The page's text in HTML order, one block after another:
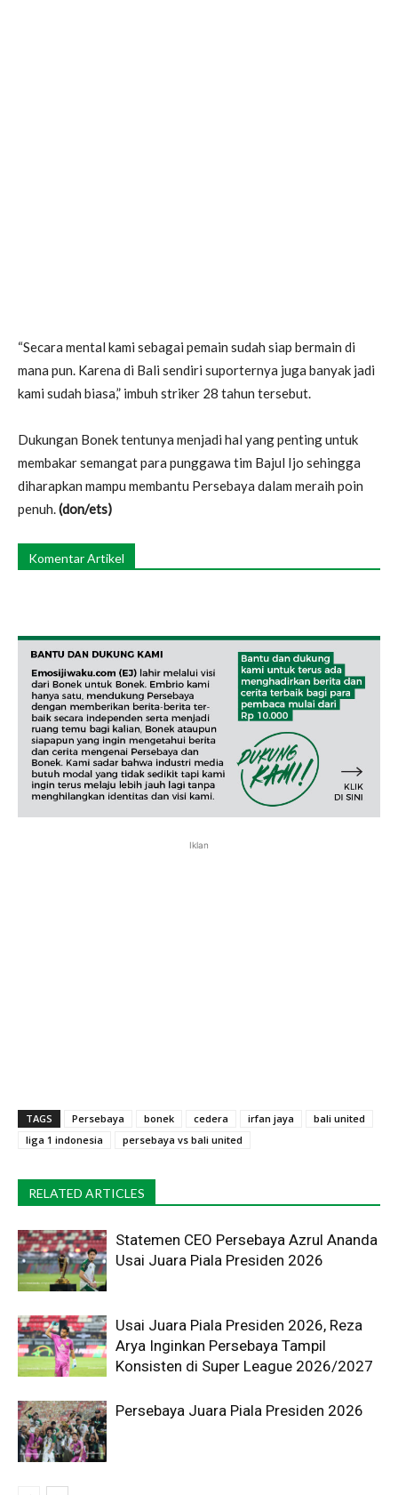
“Secara mental kami sebagai pemain sudah siap bermain di
mana pun. Karena di Bali sendiri suporternya juga banyak jadi
kami sudah biasa,” imbuh striker 28 tahun tersebut.
Dukungan Bonek tentunya menjadi hal yang penting untuk
membakar semangat para punggawa tim Bajul Ijo sehingga
diharapkan mampu membantu Persebaya dalam meraih poin
penuh.(don/ets)
Komentar Artikel
Iklan
TAGS Persebaya bonek cedera irfan jaya
bali united
liga 1 indonesia
persebaya vs bali united
RELATED ARTICLES
Statemen CEO Persebaya Azrul Ananda
Usai Juara Piala Presiden 2026
Usai Juara Piala Presiden 2026, Reza
Arya Inginkan Persebaya Tampil
Konsisten di Super League 2026/2027
Persebaya Juara Piala Presiden 2026